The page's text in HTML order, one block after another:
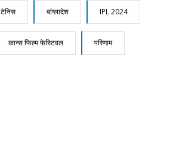
टेनिस बांग्लादेश IPL 2024
कान्स फिल्म फेस्टिवल परिणाम